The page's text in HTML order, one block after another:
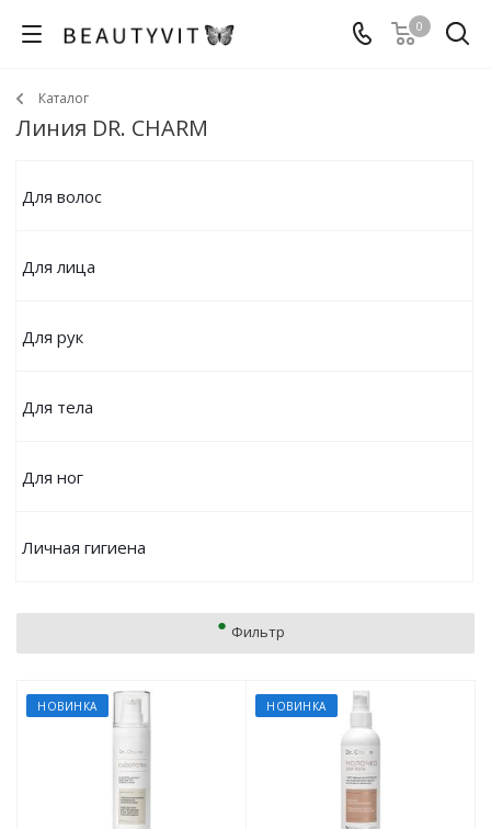
0
Каталог
Линия DR. CHARM
Для волос
Для лица
Для рук
Для тела
Для ног
Личная гигиена
Фильтр
НОВИНКА НОВИНКА